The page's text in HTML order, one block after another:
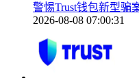
警惕Trust钱包新型骗
2026-08-08 07:00:31